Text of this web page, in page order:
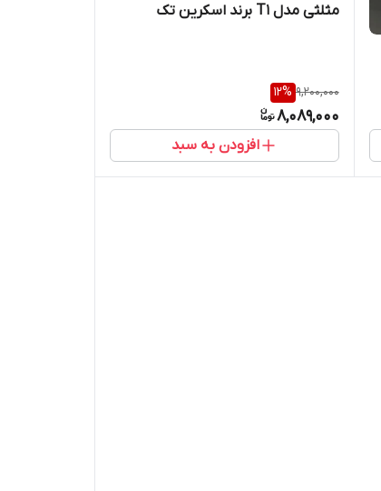
مثلثی مدل T1 برند اسکرین تک
9,200,000
12%
8,089,000
افزودن به سبد